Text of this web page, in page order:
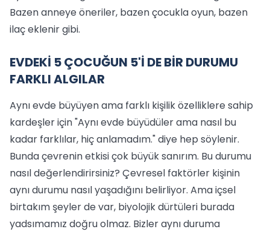
Bazen anneye öneriler, bazen çocukla oyun, bazen
ilaç eklenir gibi.
EVDEKİ 5 ÇOCUĞUN 5'İ DE BİR DURUMU
FARKLI ALGILAR
Aynı evde büyüyen ama farklı kişilik özelliklere sahip
kardeşler için "Aynı evde büyüdüler ama nasıl bu
kadar farklılar, hiç anlamadım." diye hep söylenir.
Bunda çevrenin etkisi çok büyük sanırım. Bu durumu
nasıl değerlendirirsiniz? Çevresel faktörler kişinin
aynı durumu nasıl yaşadığını belirliyor. Ama içsel
birtakım şeyler de var, biyolojik dürtüleri burada
yadsımamız doğru olmaz. Bizler aynı duruma